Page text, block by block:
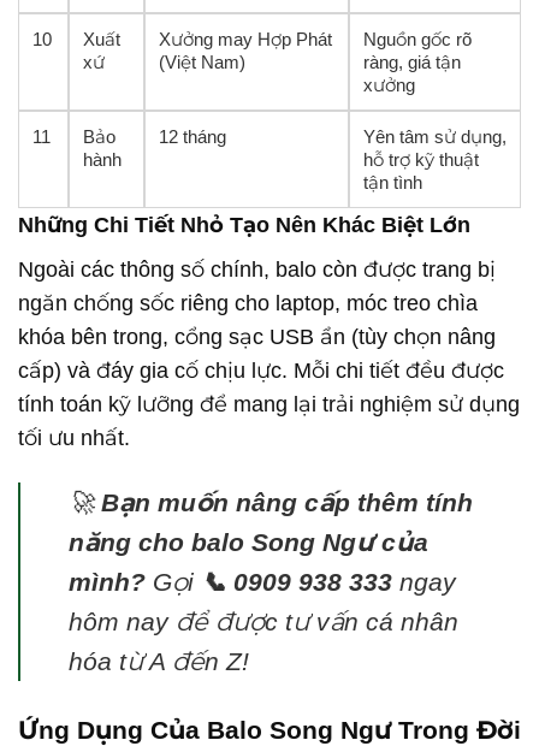
10
Xuất
xứ
Xưởng may Hợp Phát
(Việt Nam)
Nguồn gốc rõ
ràng, giá tận
xưởng
11
Bảo
hành
12 tháng
Yên tâm sử dụng,
hỗ trợ kỹ thuật
tận tình
Những Chi Tiết Nhỏ Tạo Nên Khác Biệt Lớn
Ngoài các thông số chính, balo còn được trang bị
ngăn chống sốc riêng cho laptop, móc treo chìa
khóa bên trong, cổng sạc USB ẩn (tùy chọn nâng
cấp) và đáy gia cố chịu lực. Mỗi chi tiết đều được
tính toán kỹ lưỡng để mang lại trải nghiệm sử dụng
tối ưu nhất.
🚀Bạn muốn nâng cấp thêm tính
năng cho balo Song Ngư của
mình?Gọi 📞 0909 938 333ngay
hôm nay để được tư vấn cá nhân
hóa từ A đến Z!
Ứng Dụng Của Balo Song Ngư Trong Đời